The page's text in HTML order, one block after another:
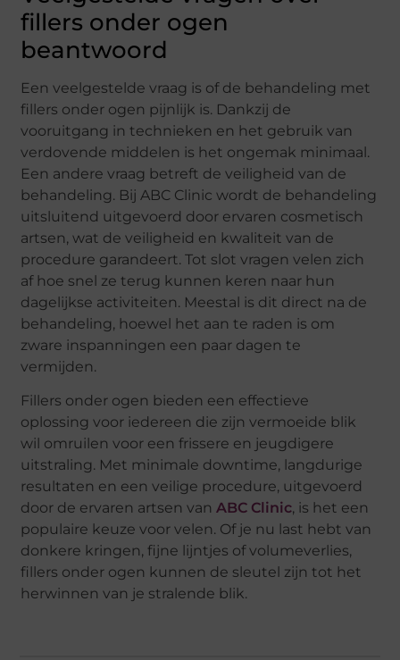
fillers onder ogen
beantwoord
Een veelgestelde vraag is of de behandeling met
fillers onder ogen pijnlijk is. Dankzij de
vooruitgang in technieken en het gebruik van
verdovende middelen is het ongemak minimaal.
Een andere vraag betreft de veiligheid van de
behandeling. Bij ABC Clinic wordt de behandeling
uitsluitend uitgevoerd door ervaren cosmetisch
artsen, wat de veiligheid en kwaliteit van de
procedure garandeert. Tot slot vragen velen zich
af hoe snel ze terug kunnen keren naar hun
dagelijkse activiteiten. Meestal is dit direct na de
behandeling, hoewel het aan te raden is om
zware inspanningen een paar dagen te
vermijden.
Fillers onder ogen bieden een effectieve
oplossing voor iedereen die zijn vermoeide blik
wil omruilen voor een frissere en jeugdigere
uitstraling. Met minimale downtime, langdurige
resultaten en een veilige procedure, uitgevoerd
door de ervaren artsen vanABC Clinic, is het een
populaire keuze voor velen. Of je nu last hebt van
donkere kringen, fijne lijntjes of volumeverlies,
fillers onder ogen kunnen de sleutel zijn tot het
herwinnen van je stralende blik.